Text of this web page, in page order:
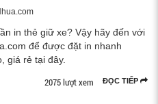
in thẻ giữ xe? Vậy hãy đến với
để được đặt in nhanh
giá rẻ tại đây.
ĐỌC TIẾP
2075 lượt xem